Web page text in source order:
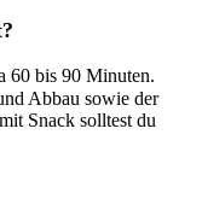
60 bis 90 Minuten.
Abbau sowie der
Snack solltest du